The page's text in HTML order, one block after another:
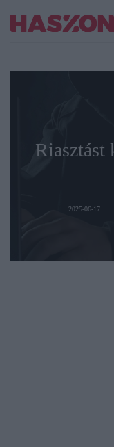
Riasztást
2025-06-17